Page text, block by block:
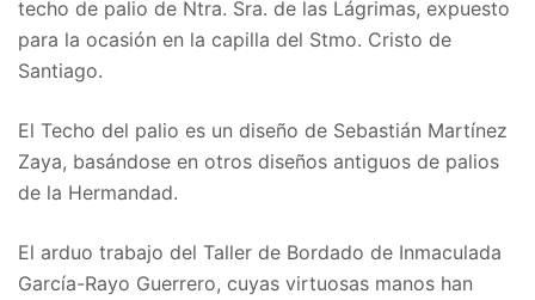
techo de palio de Ntra. Sra. de las Lágrimas, expuesto
para la ocasión en la capilla del Stmo. Cristo de
Santiago.
El Techo del palio es un diseño de Sebastián Martínez
Zaya, basándose en otros diseños antiguos de palios
de la Hermandad.
El arduo trabajo del Taller de Bordado de Inmaculada
García-Rayo Guerrero, cuyas virtuosas manos han